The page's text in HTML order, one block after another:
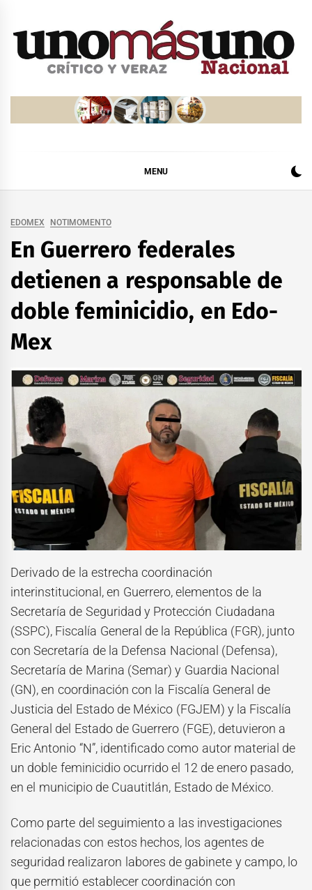
MENU
EDOMEX NOTIMOMENTO
En Guerrero federales
detienen a responsable de
doble feminicidio, en Edo-
Mex
Derivado de la estrecha coordinación
interinstitucional, en Guerrero, elementos de la
Secretaría de Seguridad y Protección Ciudadana
(SSPC), Fiscalía General de la República (FGR), junto
con Secretaría de la Defensa Nacional (Defensa),
Secretaría de Marina (Semar) y Guardia Nacional
(GN), en coordinación con la Fiscalía General de
Justicia del Estado de México (FGJEM) y la Fiscalía
General del Estado de Guerrero (FGE), detuvieron a
Eric Antonio “N”, identificado como autor material de
un doble feminicidio ocurrido el 12 de enero pasado,
en el municipio de Cuautitlán, Estado de México.
Como parte del seguimiento a las investigaciones
relacionadas con estos hechos, los agentes de
seguridad realizaron labores de gabinete y campo, lo
que permitió establecer coordinación con